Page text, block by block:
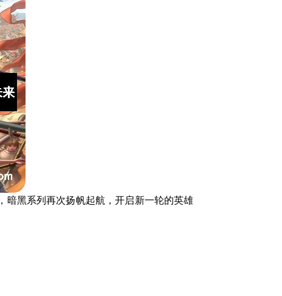
暗黑系列再次扬帆起航，开启新一轮的英雄